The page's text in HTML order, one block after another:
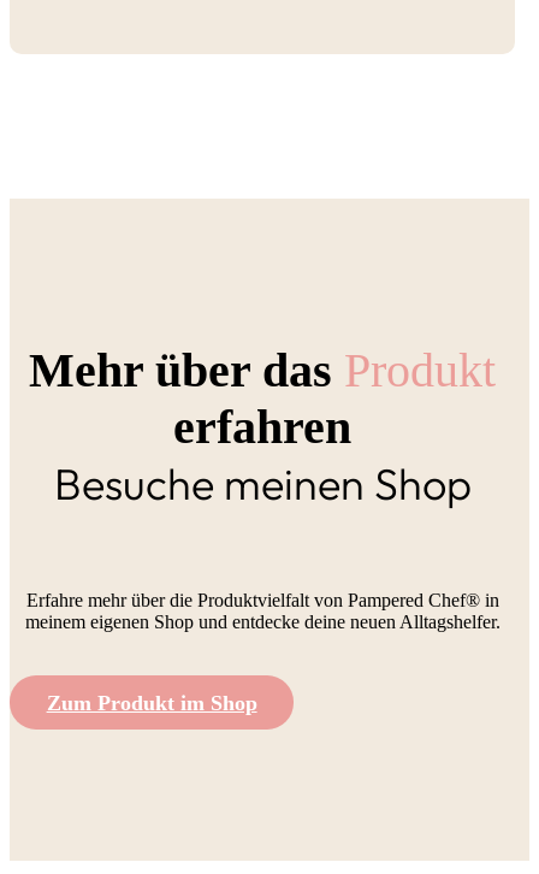
Mehr über das Produkt
erfahren
Besuche meinen Shop
Erfahre mehr über die Produktvielfalt von Pampered Chef® in
meinem eigenen Shop und entdecke deine neuen Alltagshelfer.
Zum Produkt im Shop